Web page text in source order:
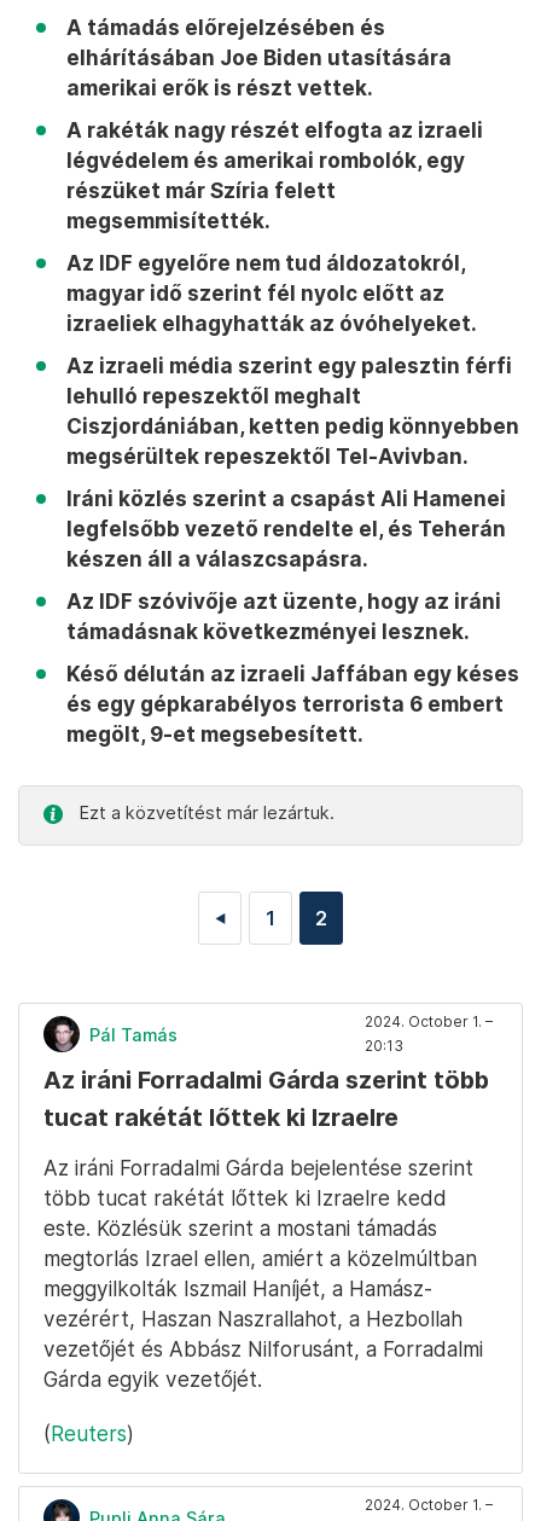
A támadás előrejelzésében és
elhárításában Joe Biden utasítására
amerikai erők is részt vettek.
A rakéták nagy részét elfogta az izraeli
légvédelem és amerikai rombolók, egy
részüket már Szíria felett
megsemmisítették.
Az IDF egyelőre nem tud áldozatokról,
magyar idő szerint fél nyolc előtt az
izraeliek elhagyhatták az óvóhelyeket.
Az izraeli média szerint egy palesztin férfi
lehulló repeszektől meghalt
Ciszjordániában, ketten pedig könnyebben
megsérültek repeszektől Tel-Avivban.
Iráni közlés szerint a csapást Ali Hamenei
legfelsőbb vezető rendelte el, és Teherán
készen áll a válaszcsapásra.
Az IDF szóvivője azt üzente, hogy az iráni
támadásnak következményei lesznek.
Késő délután az izraeli Jaffában egy késes
és egy gépkarabélyos terrorista 6 embert
megölt, 9-et megsebesített.
Ezt a közvetítést már lezártuk.
◄ 1 2
Pál Tamás
2024. October 1. –
20:13
Az iráni Forradalmi Gárda szerint több
tucat rakétát lőttek ki Izraelre
Az iráni Forradalmi Gárda bejelentése szerint
több tucat rakétát lőttek ki Izraelre kedd
este. Közlésük szerint a mostani támadás
megtorlás Izrael ellen, amiért a közelmúltban
meggyilkolták Iszmail Haníjét, a Hamász-
vezérért, Haszan Naszrallahot, a Hezbollah
vezetőjét és Abbász Nilforusánt, a Forradalmi
Gárda egyik vezetőjét.
(Reuters)
2024. October 1. –